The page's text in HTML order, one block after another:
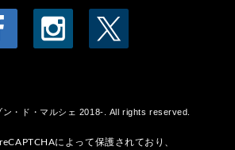
・ド・マルシェ 2018-. All rights reserved.
によって保護されており、